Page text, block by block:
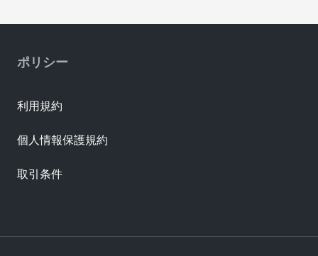
ポリシー
利用規約
個人情報保護規約
取引条件